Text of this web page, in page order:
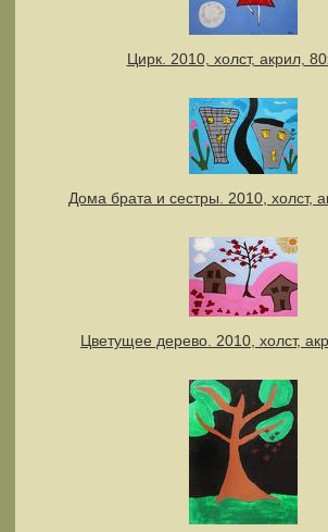
Цирк. 2010, холст, акрил,
Дома брата и сестры. 2010, холст,
Цветущее дерево. 2010, холст,